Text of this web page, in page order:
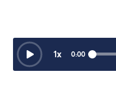
0:00
1x